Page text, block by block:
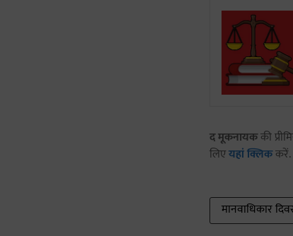
द मूकनायककी
लिएयहां क्लिककरें.
मानवाधिकार